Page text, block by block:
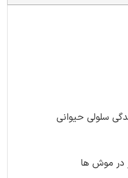
سلولی حیوانی